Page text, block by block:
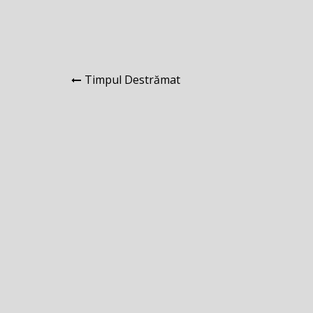
Navigare
Timpul Destrămat